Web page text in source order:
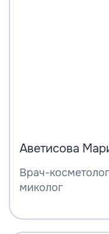
Аветисова
Врач-
миколог